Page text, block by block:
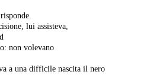
lui assisteva,
non volevano
a una difficile nascita il nero